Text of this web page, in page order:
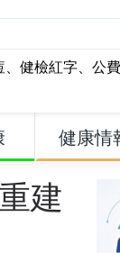
、 健檢紅字、 公
健康情
建